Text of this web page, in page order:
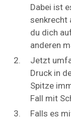
Dabei ist
senkrecht
du dich
anderen
Jetzt
Druck in
Spitze
Fall mit
Falls es